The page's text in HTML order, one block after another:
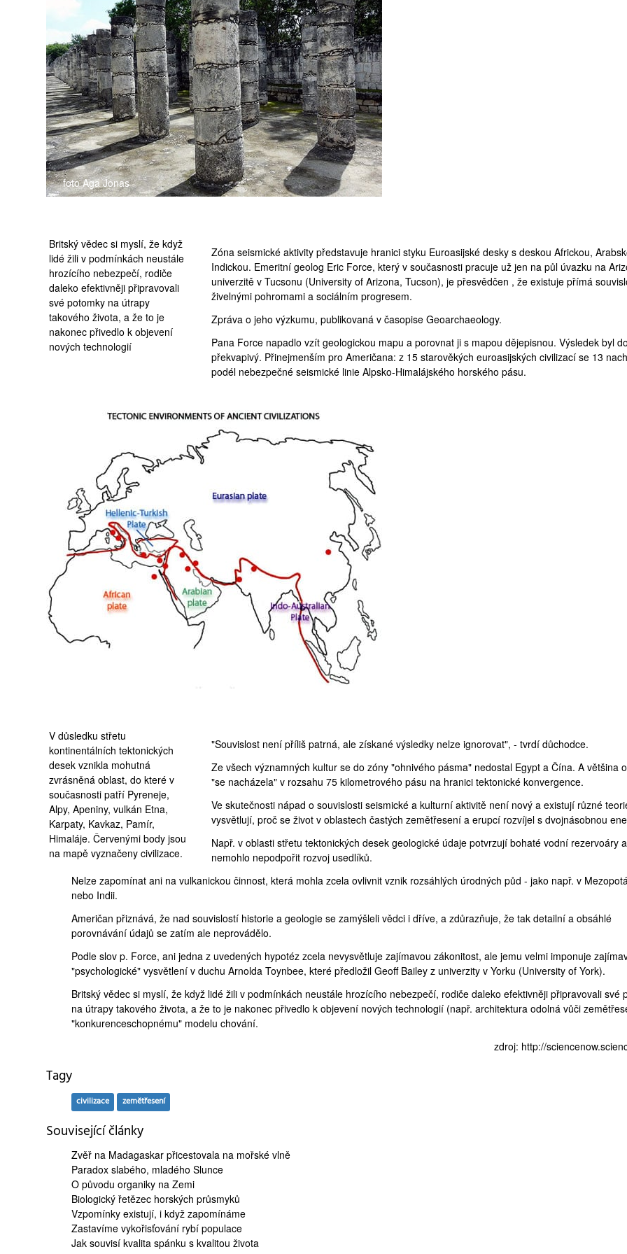
medicína
foto Aga Jonas
Britský vědec si myslí, že když
lidé žili v podmínkách neustále
hrozícího nebezpečí, rodiče
daleko efektivněji připravovali
své potomky na útrapy
takového života, a že to je
nakonec přivedlo k objevení
nových technologií
Zóna seismické aktivity představuje hranici styku Euroasijské desky s deskou Africkou,
Indickou. Emeritní geolog Eric Force, který v současnosti pracuje už jen na půl úvazku na
univerzitě v Tucsonu (University of Arizona, Tucson), je přesvědčen , že existuje přímá
živelnými pohromami a sociálním progresem.
Zpráva o jeho výzkumu, publikovaná v časopise Geoarchaeology.
Pana Force napadlo vzít geologickou mapu a porovnat ji s mapou dějepisnou. Výsledek byl
překvapivý. Přinejmenším pro Američana: z 15 starověkých euroasijských civilizací se 13
podél nebezpečné seismické linie Alpsko-Himalájského horského pásu.
V důsledku střetu
kontinentálních tektonických
desek vznikla mohutná
zvrásněná oblast, do které v
současnosti patří Pyreneje,
Alpy, Apeniny, vulkán Etna,
Karpaty, Kavkaz, Pamír,
Himaláje. Červenými body jsou
na mapě vyznačeny civilizace.
"Souvislost není příliš patrná, ale získané výsledky nelze ignorovat", - tvrdí důchodce.
Ze všech významných kultur se do zóny "ohnivého pásma" nedostal Egypt a Čína. A většina
"se nacházela" v rozsahu 75 kilometrového pásu na hranici tektonické konvergence.
Ve skutečnosti nápad o souvislosti seismické a kulturní aktivitě není nový a existují různé
vysvětlují, proč se život v oblastech častých zemětřesení a erupcí rozvíjel s dvojnásobnou
Např. v oblasti střetu tektonických desek geologické údaje potvrzují bohaté vodní rezervoáry
nemohlo nepodpořit rozvoj usedlíků.
Nelze zapomínat ani na vulkanickou činnost, která mohla zcela ovlivnit vznik rozsáhlých úrodných půd - jako např. v
nebo Indii.
Američan přiznává, že nad souvislostí historie a geologie se zamýšleli vědci i dříve, a zdůrazňuje, že tak detailní a obsáhlé
porovnávání údajů se zatím ale neprovádělo.
Podle slov p. Force, ani jedna z uvedených hypotéz zcela nevysvětluje zajímavou zákonitost, ale jemu velmi imponuje
"psychologické" vysvětlení v duchu Arnolda Toynbee, které předložil Geoff Bailey z univerzity v Yorku (University of York).
Britský vědec si myslí, že když lidé žili v podmínkách neustále hrozícího nebezpečí, rodiče daleko efektivněji připravovali své
na útrapy takového života, a že to je nakonec přivedlo k objevení nových technologií (např. architektura odolná vůči
"konkurenceschopnému" modelu chování.
zdroj: http://
Tagy
civilizace zemětřesení
Související články
Zvěř na Madagaskar přicestovala na mořské vlně
Paradox slabého, mladého Slunce
O původu organiky na Zemi
Biologický řetězec horských průsmyků
Vzpomínky existují, i když zapomínáme
Zastavíme vykořisťování rybí populace
Jak souvisí kvalita spánku s kvalitou života